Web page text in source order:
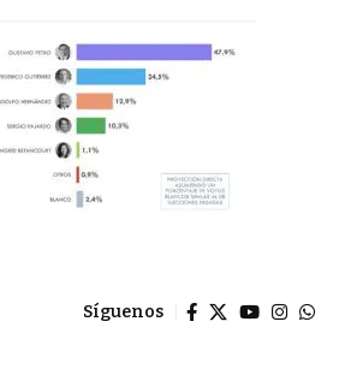
Síguenos